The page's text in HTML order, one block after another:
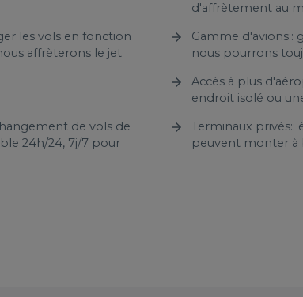
d'affrètement au
les vols en fonction
affrèterons le jet
Gamme d'avions::
nous pourrons
Accès à plus
endroit isolé ou
de vols de
24h/24, 7j/7 pour
Terminaux privés::
peuvent monter à